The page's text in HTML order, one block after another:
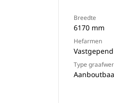
Breedte
6170 mm
Hefarmen
Vastgepend
Type